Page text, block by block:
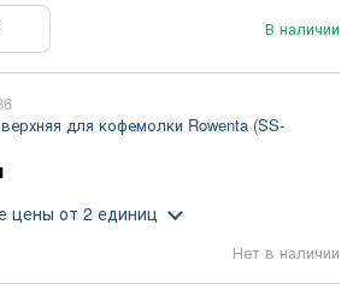
В наличии
для кофемолки Rowenta (SS-
Нет в наличии
цены от 2 единиц